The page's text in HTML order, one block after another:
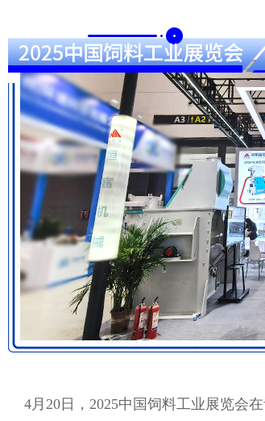
4月20日，2025中国饲料工业展览会在